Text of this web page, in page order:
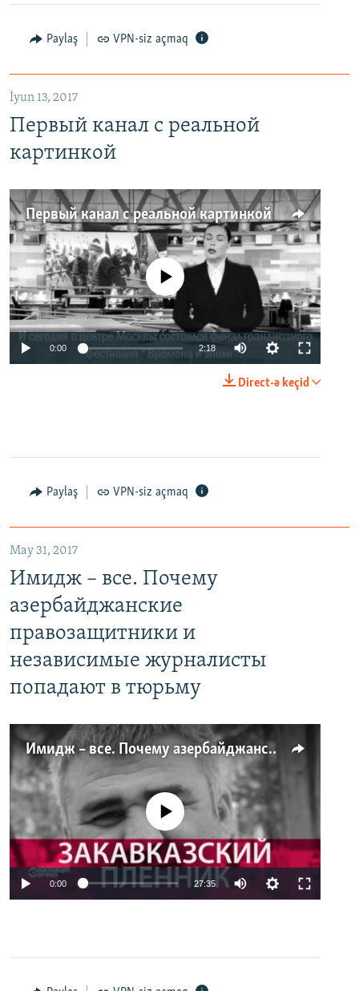
Paylaş VPN-siz açmaq
İyun 13, 2017
Первый канал с реальной
картинкой
Первый канал с реальной картинкой
No media source currently available
0:00 2:18
Direct-ə keçid
Paylaş VPN-siz açmaq
May 31, 2017
Имидж – все. Почему
азербайджанские
правозащитники и
независимые журналисты
попадают в тюрьму
Имидж – все. Почему азербайджанские правозащитники и независимые журналисты попадают в тюрьму
No media source currently available
0:00 27:35